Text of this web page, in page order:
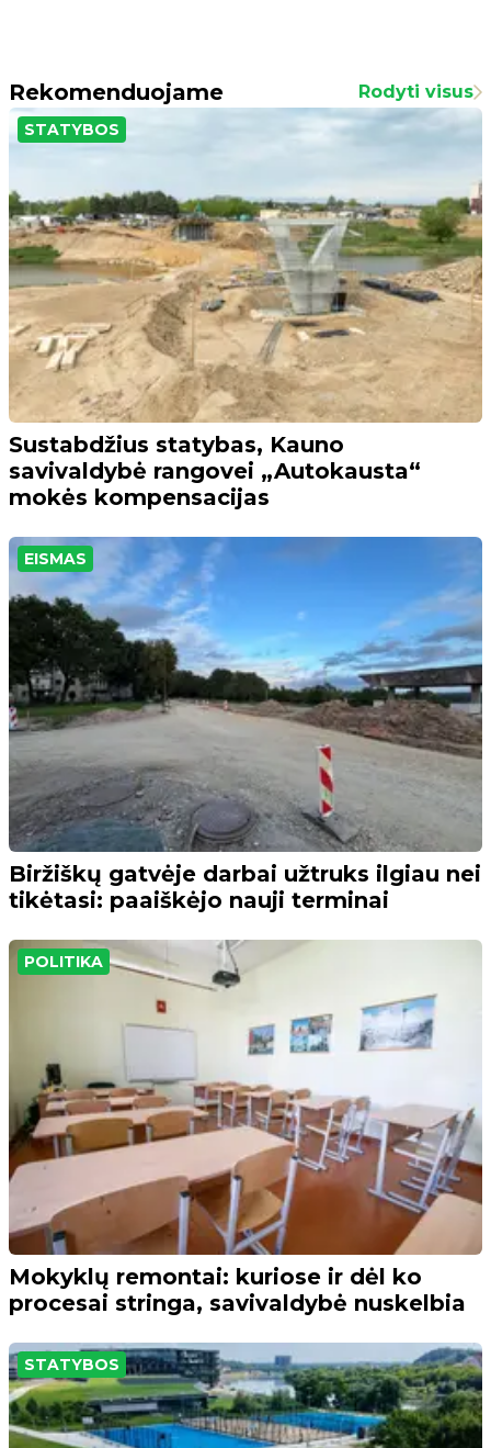
Rekomenduojame Rodyti visus
STATYBOS
Sustabdžius statybas, Kauno
savivaldybė rangovei „Autokausta“
mokės kompensacijas
EISMAS
Biržiškų gatvėje darbai užtruks ilgiau nei
tikėtasi: paaiškėjo nauji terminai
POLITIKA
Mokyklų remontai: kuriose ir dėl ko
procesai stringa, savivaldybė nuskelbia
STATYBOS